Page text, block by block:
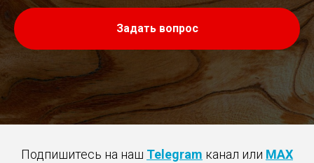
Задать вопрос
Подпишитесь на наш Telegram канал или MAX